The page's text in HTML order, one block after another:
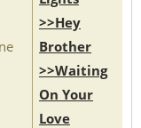
>>Hey
Brother
>>Waiting
On Your
Love